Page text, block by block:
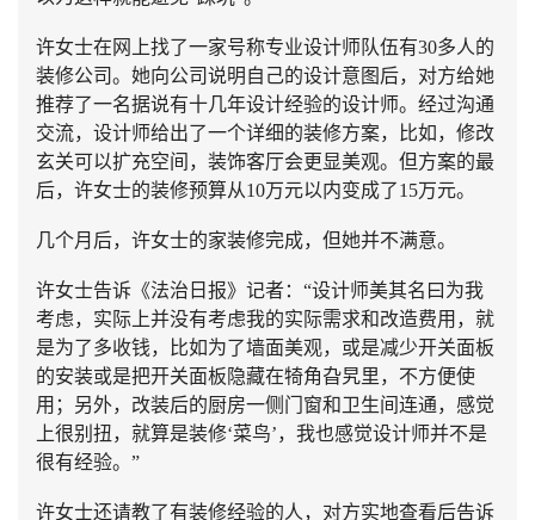
许女士在网上找了一家号称专业设计师队伍有30多人的
装修公司。她向公司说明自己的设计意图后，对方给她
推荐了一名据说有十几年设计经验的设计师。经过沟通
交流，设计师给出了一个详细的装修方案，比如，修改
玄关可以扩充空间，装饰客厅会更显美观。但方案的最
后，许女士的装修预算从10万元以内变成了15万元。
几个月后，许女士的家装修完成，但她并不满意。
许女士告诉《法治日报》记者：“设计师美其名曰为我
考虑，实际上并没有考虑我的实际需求和改造费用，就
是为了多收钱，比如为了墙面美观，或是减少开关面板
的安装或是把开关面板隐藏在犄角旮旯里，不方便使
用；另外，改装后的厨房一侧门窗和卫生间连通，感觉
上很别扭，就算是装修‘菜鸟’，我也感觉设计师并不是
很有经验。”
许女士还请教了有装修经验的人，对方实地查看后告诉